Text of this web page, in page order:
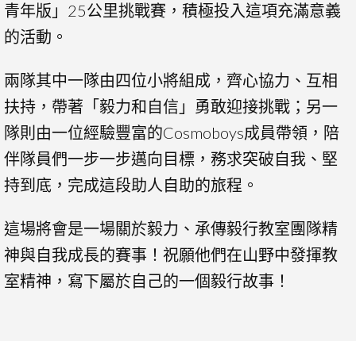
青年版」25公里挑戰賽，積極投入這項充滿意義
的活動。
兩隊其中一隊由四位小將組成，齊心協力、互相
扶持，帶著「毅力和自信」勇敢迎接挑戰；另一
隊則由一位經驗豐富的Cosmoboys成員帶領，陪
伴隊員們一步一步邁向目標，務求突破自我、堅
持到底，完成這段助人自助的旅程。
這場將會是一場關於毅力、承傳毅行教室團隊精
神與自我成長的賽事！祝願他們在山野中發揮教
室精神，寫下屬於自己的一個毅行故事！